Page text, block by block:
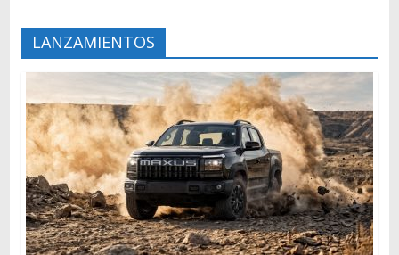
LANZAMIENTOS